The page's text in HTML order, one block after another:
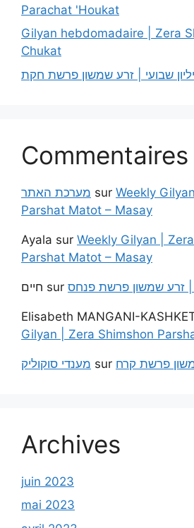
Parachat 'Houkat
Gilyan hebdomadaire | Zera
Chukat
שבועי | זרע שמשון פרשת חקת
מערכת האתר sur Weekly
Parshat Matot – Masay
Ayala sur Weekly Gilyan |
Parshat Matot – Masay
חיים sur | זרע שמשון פרשת פנחס
Elisabeth MANGANI-
Gilyan | Zera Shimshon
מענדי סוקוליק sur פרשת קרח
Archives
juin 2023
mai 2023